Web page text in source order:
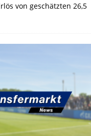
von geschätzten 26,5